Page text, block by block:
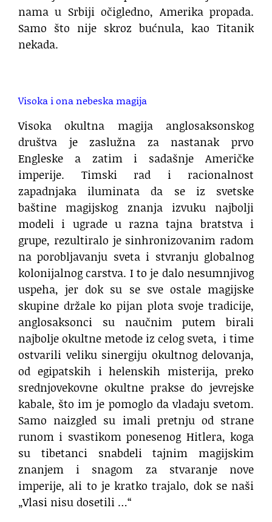
nama u Srbiji očigledno, Amerika propada.
Samo što nije skroz bućnula, kao Titanik
nekada.
Visoka i ona nebeska magija
Visoka okultna magija anglosaksonskog
društva je zaslužna za nastanak prvo
Engleske a zatim i sadašnje Američke
imperije. Timski rad i racionalnost
zapadnjaka iluminata da se iz svetske
baštine magijskog znanja izvuku najbolji
modeli i ugrade u razna tajna bratstva i
grupe, rezultiralo je sinhronizovanim radom
na porobljavanju sveta i stvranju globalnog
kolonijalnog carstva. I to je dalo nesumnjivog
uspeha, jer dok su se sve ostale magijske
skupine držale ko pijan plota svoje tradicije,
anglosaksonci su naučnim putem birali
najbolje okultne metode iz celog sveta, i time
ostvarili veliku sinergiju okultnog delovanja,
od egipatskih i helenskih misterija, preko
srednjovekovne okultne prakse do jevrejske
kabale, što im je pomoglo da vladaju svetom.
Samo naizgled su imali pretnju od strane
runom i svastikom ponesenog Hitlera, koga
su tibetanci snabdeli tajnim magijskim
znanjem i snagom za stvaranje nove
imperije, ali to je kratko trajalo, dok se naši
„Vlasi nisu dosetili …“